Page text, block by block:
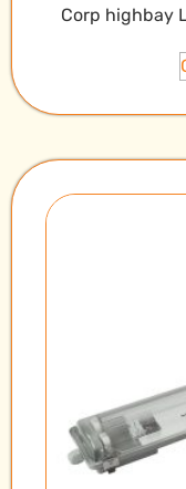
Corp highbay